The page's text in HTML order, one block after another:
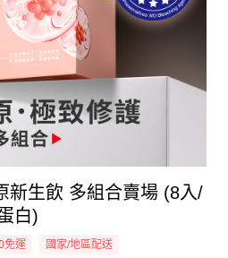
新生飲 多組合賣場 (8入/
白)
免運 國家/地區配送